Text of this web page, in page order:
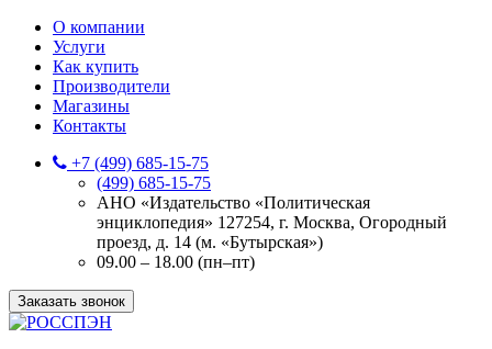
О компании
Услуги
Как купить
Производители
Магазины
Контакты
+7 (499) 685-15-75
(499) 685-15-75
АНО «Издательство «Политическая
энциклопедия» 127254, г. Москва, Огородный
проезд, д. 14 (м. «Бутырская»)
09.00 – 18.00 (пн–пт)
Заказать звонок